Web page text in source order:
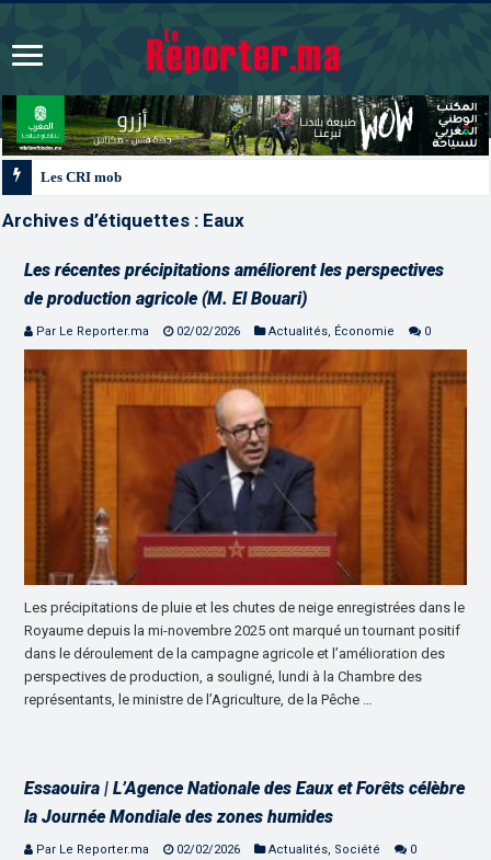
Les CRI mobilisés du 10 au 13 août pour accompagner les proj
Archives d’étiquettes : Eaux
Les récentes précipitations améliorent les perspectives
de production agricole (M. El Bouari)
Par Le Reporter.ma 02/02/2026 Actualités, Économie 0
Les précipitations de pluie et les chutes de neige enregistrées dans le
Royaume depuis la mi-novembre 2025 ont marqué un tournant positif
dans le déroulement de la campagne agricole et l’amélioration des
perspectives de production, a souligné, lundi à la Chambre des
représentants, le ministre de l’Agriculture, de la Pêche …
Essaouira | L’Agence Nationale des Eaux et Forêts célèbre
la Journée Mondiale des zones humides
Par Le Reporter.ma 02/02/2026 Actualités, Société 0